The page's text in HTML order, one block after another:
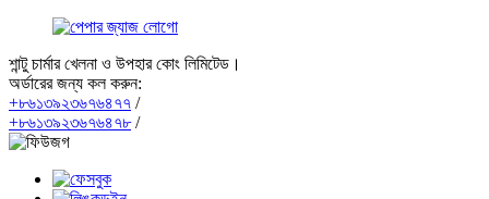
শান্টু চার্মার খেলনা ও উপহার কোং লিমিটেড।
অর্ডারের জন্য কল করুন:
+৮৬১৩৯২৩৬৭৬৪৭৭ /
+৮৬১৩৯২৩৬৭৬৪৭৮/